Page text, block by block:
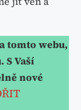
tomto webu,
S Vaší
nové